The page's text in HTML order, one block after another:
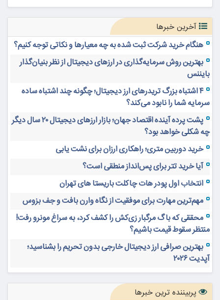
آخرین خبرها
هنگام خرید شرکت ثبت شده به چه معیارها و نکاتی توجه کنیم؟
بهترین روش سرمایه‌گذاری در ارزهای دیجیتال از نظر بنیان‌گذار
بایننس
۴ اشتباه بزرگ تریدرهای ارز دیجیتال؛ چگونه چند اشتباه ساده
سرمایه شما را نابود می‌کند؟
پشت پرده آینده اقتصاد جهان؛ بازار ارزهای دیجیتال ۲۰ سال دیگر
چه شکلی خواهد بود؟
خرید دوربین متری؛ راهکاری ارزان برای نشت یابی
آیا خرید تتر برای پس‌انداز منطقی است؟
انتخاب اول پودر هات چاکلت باریستا های تهران
مهم‌ترین مهارت برای موفقیت از نگاه وارن بافت و جف بزوس
محققی که باگ مرگبار زی‌کش را کشف کرد، به سراغ مونرو رفت!
منتظر سقوط قیمت باشیم؟
بهترین صرافی ارز دیجیتال خارجی بدون تحریم را بشناسید؛
آپدیت ۲۰۲۶
پربیننده ترین خبرها